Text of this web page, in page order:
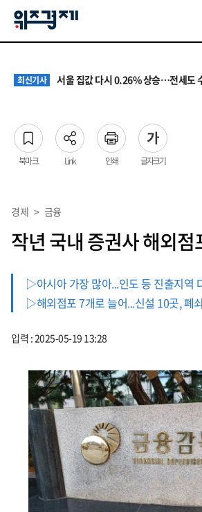
최신기사 서울 집값 다시 0.26% 상승…전세도 수
최신기사 원·하청 교섭 갈등에 안전 지원 위축까지… 노
최신기사 청소년 혐오 표현, '처벌과 낙인'에서 '
북마크 Link 인쇄 글자크기
경제 > 금융
작년 국내 증권사 해외점
▷아시아 가장 많아...인도 등 진출지역
▷해외점포 7개로 늘어...신설 10곳, 폐
입력 : 2025-05-19 13:28